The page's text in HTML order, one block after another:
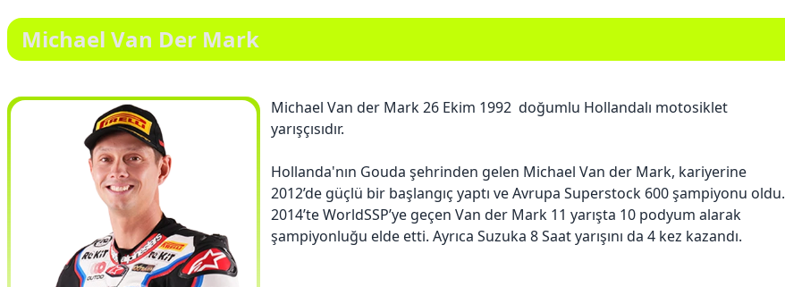
Michael Van Der Mark
Michael Van der Mark 26 Ekim 1992 doğumlu Hollandalı motosiklet
yarışçısıdır.
Hollanda'nın Gouda şehrinden gelen Michael Van der Mark, kariyerine
2012’de güçlü bir başlangıç ​​yaptı ve Avrupa Superstock 600 şampiyonu oldu.
2014’te WorldSSP’ye geçen Van der Mark 11 yarışta 10 podyum alarak
şampiyonluğu elde etti. Ayrıca Suzuka 8 Saat yarışını da 4 kez kazandı.